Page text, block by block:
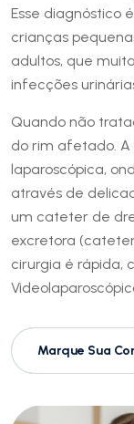
Esse diagnóstico
crianças
adultos, que
infecções
Quando não
do rim afetado. A
laparoscópica,
através de
um cateter de
excretora
cirurgia é rápida,
Marque Sua